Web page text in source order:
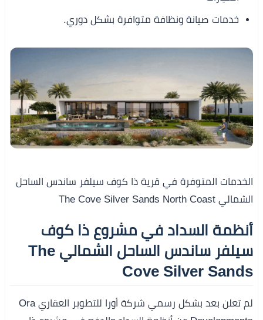
خدمات صيانة ونظافة متوافرة بشكل دوري.
الخدمات المتوفرة في قرية ذا كوف سيلفر ساندس الساحل
الشمالي The Cove Silver Sands North Coast
أنظمة السداد في مشروع ذا كوف
سيلفر ساندس الساحل الشمالي The
Cove Silver Sands
لم تعلن بعد بشكل رسمي شركة أورا للتطوير العقاري Ora